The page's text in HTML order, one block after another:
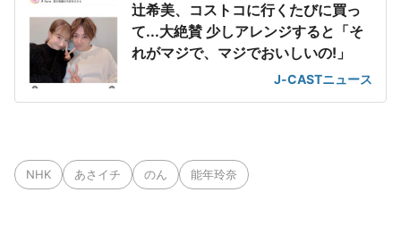
辻希美、コストコに行くたびに買っ
て...大絶賛 少しアレンジすると「そ
れがマジで、マジでおいしいの!」
J-CASTニュース
NHK あさイチ のん 能年玲奈